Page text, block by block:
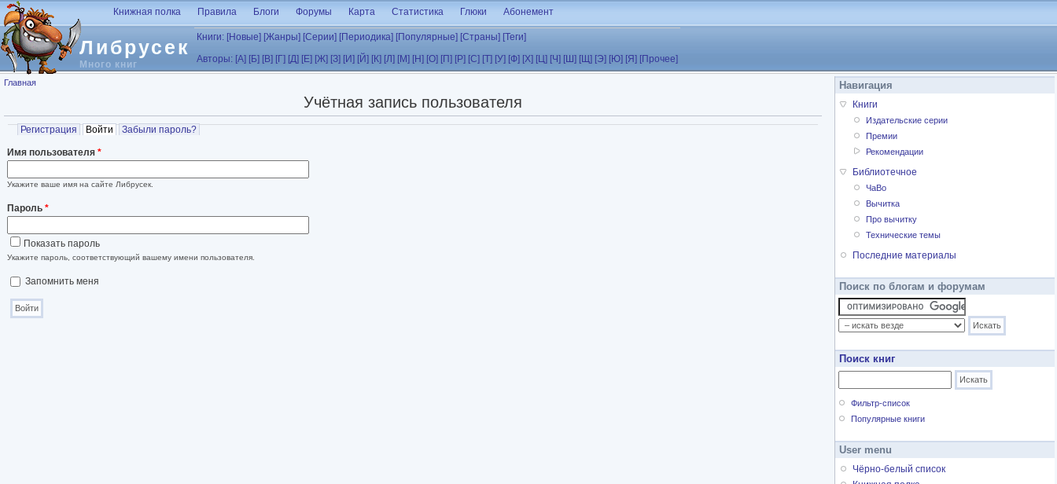
Перейти к основному содержанию
Либрусек
Много книг
Книжная полка Правила Блоги Форумы Карта Статистика Глюки Абонемент
Книги: [Новые] [Жанры] [Серии] [Периодика] [Популярные] [Страны] [Теги]
Авторы: [А] [Б] [В] [Г] [Д] [Е] [Ж] [З] [И] [Й] [К] [Л] [М] [Н] [О] [П] [Р] [С] [Т] [У] [Ф] [Х] [Ц] [Ч] [Ш] [Щ] [Э] [Ю] [Я] [Прочее]
Вы здесь
Главная
Учётная запись пользователя
Главные вкладки
Регистрация Войти (активная вкладка)
Забыли пароль?
Имя пользователя *
Укажите ваше имя на сайте Либрусек.
Пароль *
Показать пароль
Укажите пароль, соответствующий вашему имени пользователя.
Запомнить меня
Навигация
Книги
Издательские серии
Премии
Рекомендации
Библиотечное
ЧаВо
Вычитка
Про вычитку
Технические темы
Последние материалы
Поиск по блогам и форумам
Поиск книг
Фильтр-список
Популярные книги
User menu
Чёрно-белый список